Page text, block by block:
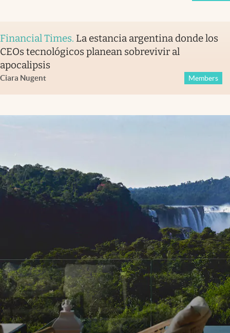
Financial Times. La estancia argentina donde los
CEOs tecnológicos planean sobrevivir al
apocalipsis
Ciara Nugent Members